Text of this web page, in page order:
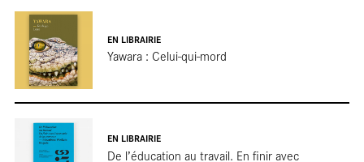
EN LIBRAIRIE
Yawara : Celui-qui-mord
EN LIBRAIRIE
De l’éducation au travail. En finir avec